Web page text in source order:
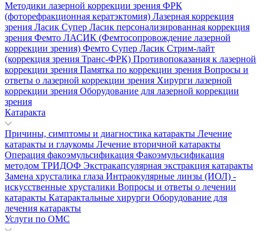
Методики лазерной коррекции зрения ФРК
(фоторефракционная кератэктомия) Лазерная коррекция
зрения Ласик Супер Ласик персонализированная коррекция
зрения Фемто ЛАСИК (Фемтосопровождение лазерной
коррекции зрения) Фемто Супер Ласик Стрим-лайт
(коррекция зрения Транс-ФРК) Противопоказания к лазерной
коррекции зрения Памятка по коррекции зрения Вопросы и
ответы о лазерной коррекции зрения Хирурги лазерной
коррекции зрения Оборудование для лазерной коррекции
зрения
Катаракта
Причины, симптомы и диагностика катаракты Лечение
катаракты и глаукомы Лечение вторичной катаракты
Операция факоэмульсификация Факоэмульсификация
методом ТРИДОФ Экстракапсулярная экстракция катаракты
Замена хрусталика глаза Интраокулярные линзы (ИОЛ) -
искусственные хрусталики Вопросы и ответы о лечении
катаракты Катарактальные хирурги Оборудование для
лечения катаракты
Услуги по ОМС